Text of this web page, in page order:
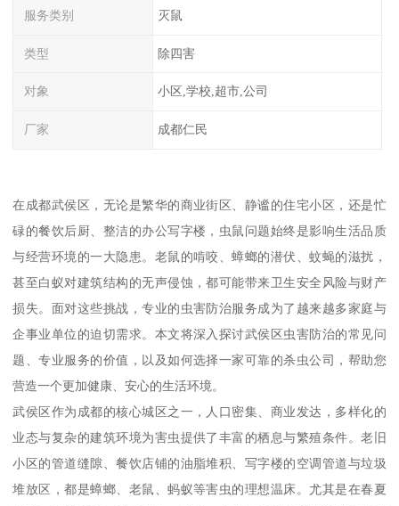
服务类别 灭鼠
类型 除四害
对象 小区,学校,超市,公司
厂家 成都仁民
在成都武侯区，无论是繁华的商业街区、静谧的住宅小区，还是忙
碌的餐饮后厨、整洁的办公写字楼，虫鼠问题始终是影响生活品质
与经营环境的一大隐患。老鼠的啃咬、蟑螂的潜伏、蚊蝇的滋扰，
甚至白蚁对建筑结构的无声侵蚀，都可能带来卫生安全风险与财产
损失。面对这些挑战，专业的虫害防治服务成为了越来越多家庭与
企事业单位的迫切需求。本文将深入探讨武侯区虫害防治的常见问
题、专业服务的价值，以及如何选择一家可靠的杀虫公司，帮助您
营造一个更加健康、安心的生活环境。
武侯区作为成都的核心城区之一，人口密集、商业发达，多样化的
业态与复杂的建筑环境为害虫提供了丰富的栖息与繁殖条件。老旧
小区的管道缝隙、餐饮店铺的油脂堆积、写字楼的空调管道与垃圾
堆放区，都是蟑螂、老鼠、蚂蚁等害虫的理想温床。尤其是在春夏